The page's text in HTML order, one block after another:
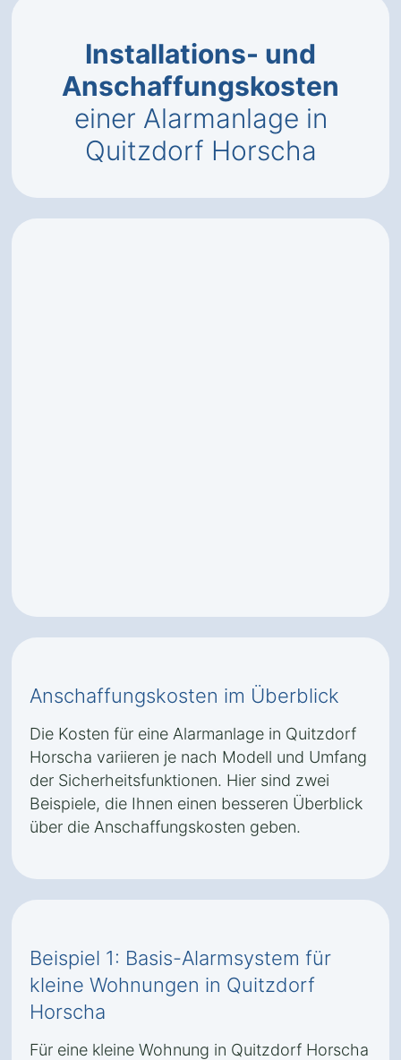
Installations- und
Anschaffungskosten
einer Alarmanlage in
Quitzdorf Horscha
Anschaffungskosten im Überblick
Die Kosten für eine Alarmanlage in Quitzdorf
Horscha variieren je nach Modell und Umfang
der Sicherheitsfunktionen. Hier sind zwei
Beispiele, die Ihnen einen besseren Überblick
über die Anschaffungskosten geben.
Beispiel 1: Basis-Alarmsystem für
kleine Wohnungen in Quitzdorf
Horscha
Für eine kleine Wohnung in Quitzdorf Horscha